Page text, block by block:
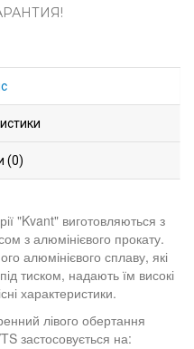
(0)
"Kvant" виготовляються з
з алюмінієвого прокату.
алюмінієвого сплаву, які
тиском, надають їм високі
характеристики.
лівого обертання
застосовується на: